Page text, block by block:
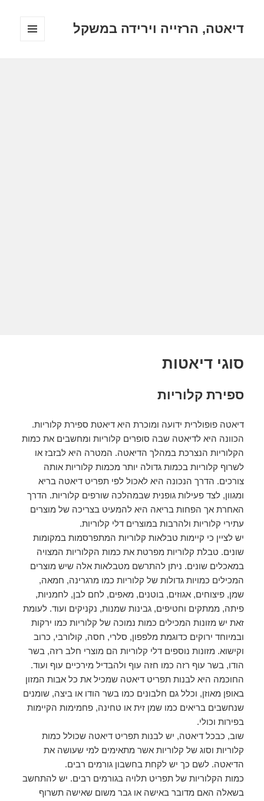
דיאטה, הרזייה וירידה במשקל
סוגי דיאטות
ספירת קלוריות
דיאטה פופולרית ידועה ומוכרת היא דיאטת ספירת קלוריות.
הכוונה היא לדיאטה שבה סופרים קלוריות ומחשבים את כמות
הקלוריות הנצרכת במהלך הדיאטה. המטרה היא לבזבז או
לשרוף קלוריות בכמות גדולה יותר מכמות קלוריות אותה
צורכים. הדרך הנכונה היא לאכול לפי תפריט דיאטה בריא
ומגוון, לצד פעילות גופנית שבמהלכה שורפים קלוריות. הדרך
האחרת אך הפחות בריאה היא להמעיט בצריכה של מוצרים
עתירי קלוריות ולהרבות במוצרים דלי קלוריות.
יש לציין כי קיימות טבלאות קלוריות המתפרסמות במקומות
שונים. טבלת קלוריות מפרטת את כמות הקלוריות המצויה
במאכלים שונים. ניתן להתרשם מטבלאות אלה שיש מוצרים
המכילים כמויות גדולות של קלוריות כמו מרגרינה, חמאה,
שמן, פיצוחים, אגוזים, בוטנים, מאפים, לחם לבן, לחמניות,
פיתה, ממתקים וחטיפים, גבינות שמנות, נקניקים ועוד. לעומת
זאת יש מזונות המכילים כמות נמוכה של קלוריות כמו ירקות
ובמיוחד ירוקים כדוגמת מלפפון, סלרי, חסה, קולורבי, כרוב
וקישוא. מזונות נוספים דלי קלוריות הם מוצרי חלב רזה, בשר
הודו, בשר עוף רזה כמו חזה עוף ולהבדיל מירכיים עוף ועוד.
החוכמה היא לבנות תפריט דיאטה שמכיל את כל אבות המזון
באופן מאוזן, וכלל גם חלבונים כמו בשר הודו או ביצה, שומנים
שנחשבים בריאים כמו שמן זית או טחינה, פחמימות הקיימות
בפירות וכולי.
שוב, כבכל דיאטה, יש לבנות תפריט דיאטה שכולל כמות
קלוריות וסוג של קלוריות אשר מתאימים למי שעושה את
הדיאטה. לשם כך יש לקחת בחשבון גורמים רבים.
כמות הקלוריות של תפריט תלויה בגורמים רבים. יש להתחשב
בשאלה האם מדובר באישה או גבר משום שאישה תשרוף